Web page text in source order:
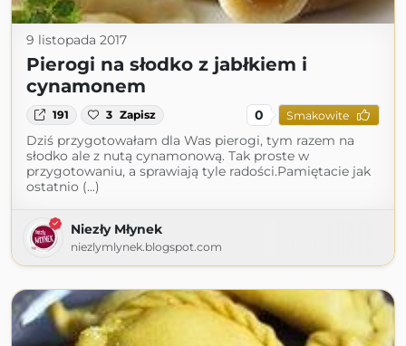
9 listopada 2017
Pierogi na słodko z jabłkiem i
cynamonem
191 3 Zapisz 0 Smakowite
Dziś przygotowałam dla Was pierogi, tym razem na
słodko ale z nutą cynamonową. Tak proste w
przygotowaniu, a sprawiają tyle radości.Pamiętacie jak
ostatnio (...)
Niezły Młynek
niezlymlynek.blogspot.com